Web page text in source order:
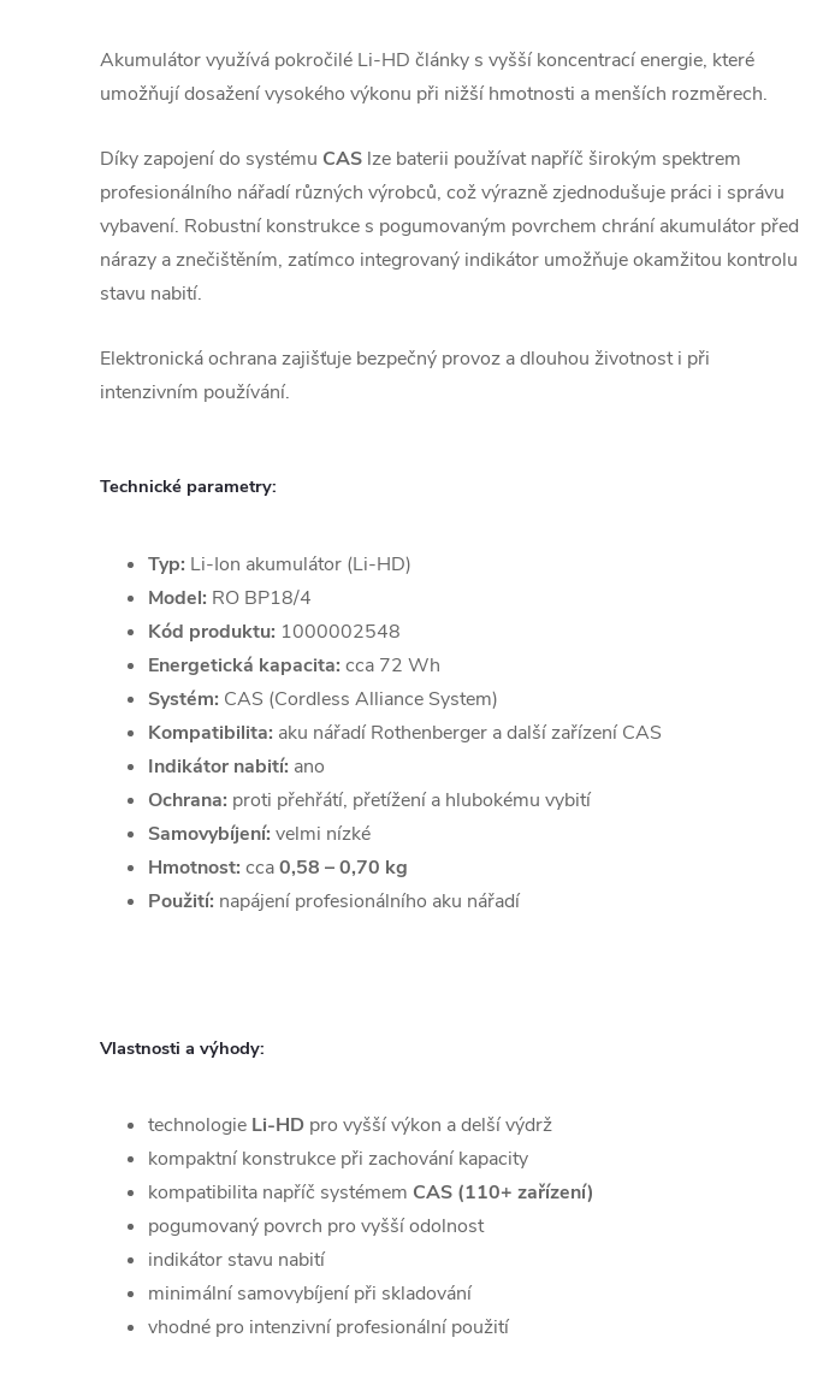
Akumulátor využívá pokročilé Li-HD články s vyšší koncentrací energie, které
umožňují dosažení vysokého výkonu při nižší hmotnosti a menších rozměrech.
Díky zapojení do systému CAS lze baterii používat napříč širokým spektrem
profesionálního nářadí různých výrobců, což výrazně zjednodušuje práci i správu
vybavení. Robustní konstrukce s pogumovaným povrchem chrání akumulátor před
nárazy a znečištěním, zatímco integrovaný indikátor umožňuje okamžitou kontrolu
stavu nabití.
Elektronická ochrana zajišťuje bezpečný provoz a dlouhou životnost i při
intenzivním používání.
Technické parametry:
Typ: Li-Ion akumulátor (Li-HD)
Model: RO BP18/4
Kód produktu: 1000002548
Energetická kapacita: cca 72 Wh
Systém: CAS (Cordless Alliance System)
Kompatibilita: aku nářadí Rothenberger a další zařízení CAS
Indikátor nabití: ano
Ochrana: proti přehřátí, přetížení a hlubokému vybití
Samovybíjení: velmi nízké
Hmotnost: cca0,58 – 0,70 kg
Použití: napájení profesionálního aku nářadí
Vlastnosti a výhody:
technologie Li-HD pro vyšší výkon a delší výdrž
kompaktní konstrukce při zachování kapacity
kompatibilita napříč systémem CAS (110+ zařízení)
pogumovaný povrch pro vyšší odolnost
indikátor stavu nabití
minimální samovybíjení při skladování
vhodné pro intenzivní profesionální použití